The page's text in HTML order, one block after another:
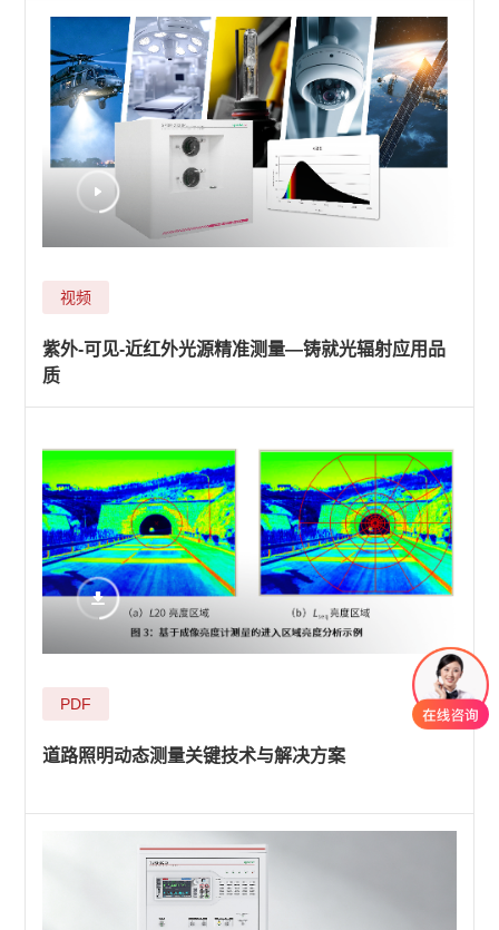
视频
紫外-可见-近红外光源精准测量—铸就光辐射应用品
质
PDF
道路照明动态测量关键技术与解决方案